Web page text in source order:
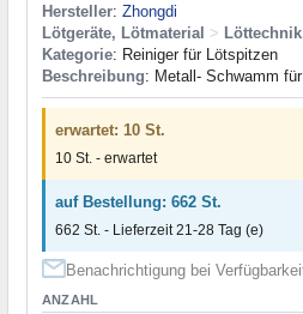
Hersteller: Zhongdi
Lötgeräte, Lötmaterial >
Kategorie: Reiniger für Lötspitzen
Beschreibung: Metall- Schwamm
erwartet: 10 St.
10 St. - erwartet
auf Bestellung: 662 St.
662 St. - Lieferzeit 21-28 Tag (e)
Benachrichtigung bei
ANZAHL